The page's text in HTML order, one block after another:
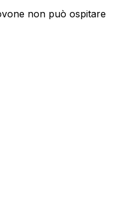
non può ospitare